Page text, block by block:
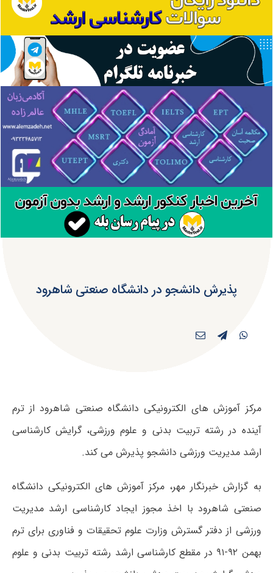
پذیرش دانشجو در دانشگاه صنعتی شاهرود
مرکز آموزش های الکترونیکی دانشگاه صنعتی شاهرود از ترم
آینده در رشته تربیت بدنی و علوم ورزشی، گرایش کارشناسی
ارشد مدیریت ورزشی دانشجو پذیرش می کند.
به گزارش خبرنگار مهر، مرکز آموزش های الکترونیکی دانشگاه
صنعتی شاهرود با اخذ مجوز ایجاد کارشناسی ارشد مدیریت
ورزشی از دفتر گسترش وزارت علوم تحقیقات و فناوری برای ترم
بهمن ۹۲-۹۱ در مقطع کارشناسی ارشد رشته تربیت بدنی و علوم